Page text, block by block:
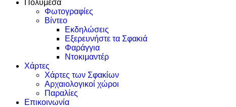
Πολυμέσα
Φωτογραφίες
Βίντεο
Εκδηλώσεις
Εξερευνήστε τα Σφακιά
Φαράγγια
Ντοκιμαντέρ
Χάρτες
Χάρτες των Σφακίων
Αρχαιολογικοί χώροι
Παραλίες
Επικοινωνία